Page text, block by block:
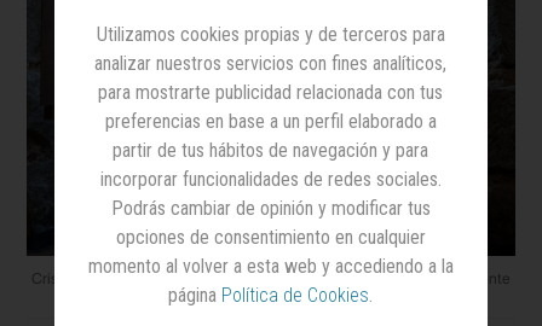
Cristina Barbosa junto a Alonso Colmenares, socio fundador y presidente
de Flash
Utilizamos cookies propias y de terceros para
analizar nuestros servicios con fines analíticos,
para mostrarte publicidad relacionada con tus
preferencias en base a un perfil elaborado a
partir de tus hábitos de navegación y para
incorporar funcionalidades de redes sociales.
Podrás cambiar de opinión y modificar tus
opciones de consentimiento en cualquier
momento al volver a esta web y accediendo a la
página Política de Cookies.